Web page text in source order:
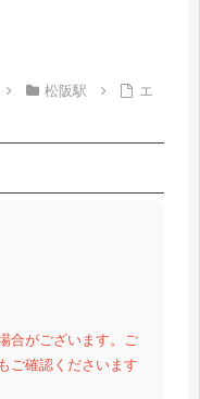
松阪駅
エ
合がございます。ご
ご確認くださいます